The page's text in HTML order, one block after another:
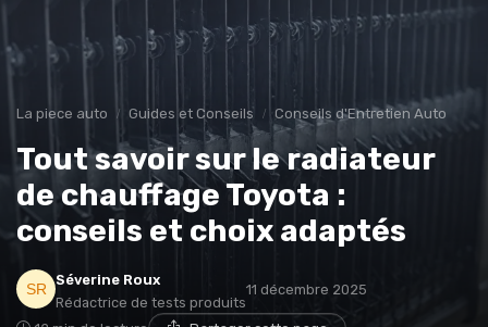
La piece auto Guides et Conseils Conseils d'Entretien Auto
Tout savoir sur le radiateur
de chauffage Toyota :
conseils et choix adaptés
Séverine Roux
Rédactrice de tests produits
11 décembre 2025